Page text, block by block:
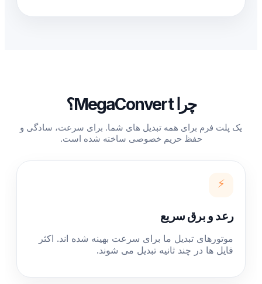
چرا MegaConvert؟
یک پلت فرم برای همه تبدیل های شما. برای سرعت، سادگی و
حفظ حریم خصوصی ساخته شده است.
⚡
رعد و برق سریع
موتورهای تبدیل ما برای سرعت بهینه شده اند. اکثر
فایل ها در چند ثانیه تبدیل می شوند.